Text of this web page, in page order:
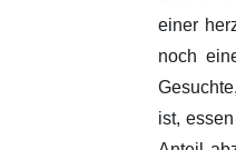
einer
noch
ist,